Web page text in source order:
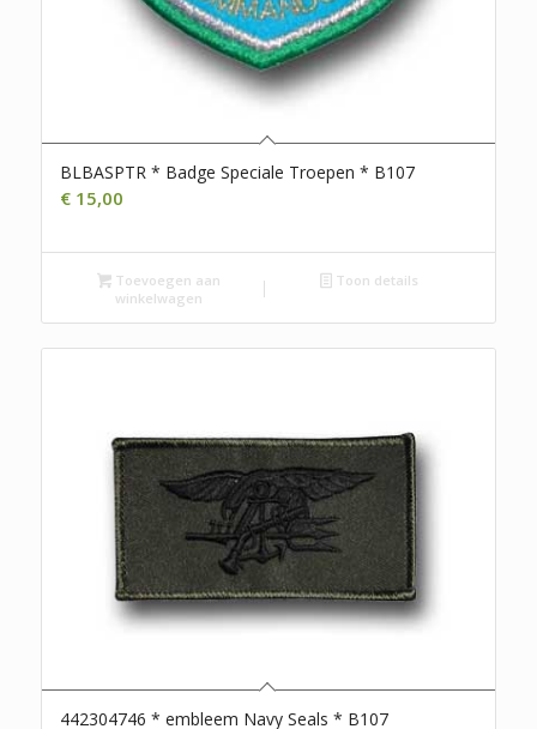
BLBASPTR * Badge Speciale Troepen * B107
€15,00
Toevoegen aan
winkelwagen
Toon details
442304746 * embleem Navy Seals * B107